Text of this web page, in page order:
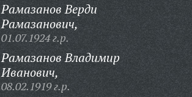
Рамазанов Верди
Рамазанович,
01.07.1924 г.р.
Рамазанов Владимир
Иванович,
08.02.1919 г.р.